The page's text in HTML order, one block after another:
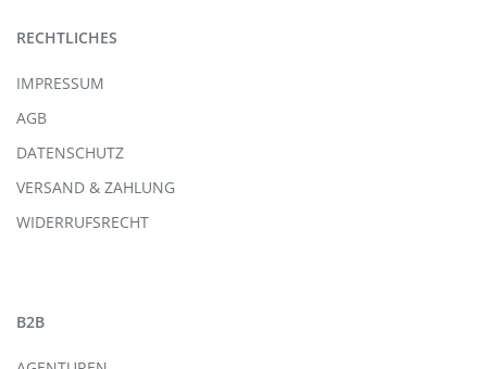
RECHTLICHES
IMPRESSUM
AGB
DATENSCHUTZ
VERSAND & ZAHLUNG
WIDERRUFSRECHT
B2B